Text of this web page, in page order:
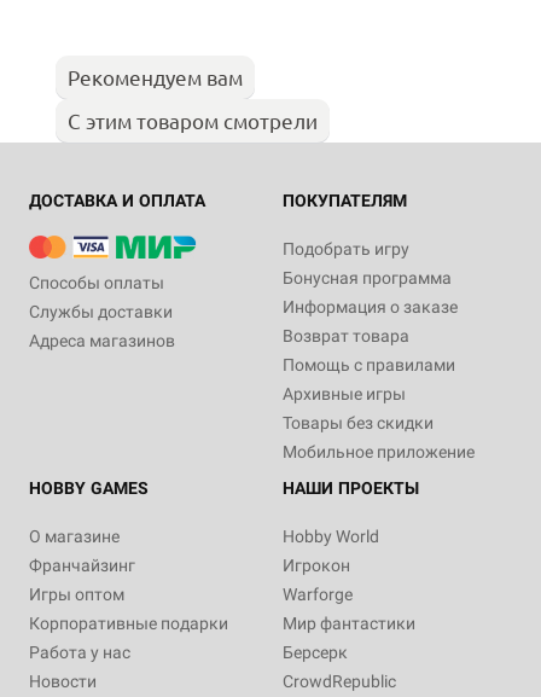
Рекомендуем вам
С этим товаром смотрели
ДОСТАВКА И ОПЛАТА
Способы оплаты
Службы доставки
Адреса магазинов
ПОКУПАТЕЛЯМ
Подобрать игру
Бонусная программа
Информация о заказе
Возврат товара
Помощь с правилами
Архивные игры
Товары без скидки
Мобильное приложение
HOBBY GAMES
О магазине
Франчайзинг
Игры оптом
Корпоративные подарки
Работа у нас
Новости
НАШИ ПРОЕКТЫ
Hobby World
Игрокон
Warforge
Мир фантастики
Берсерк
CrowdRepublic